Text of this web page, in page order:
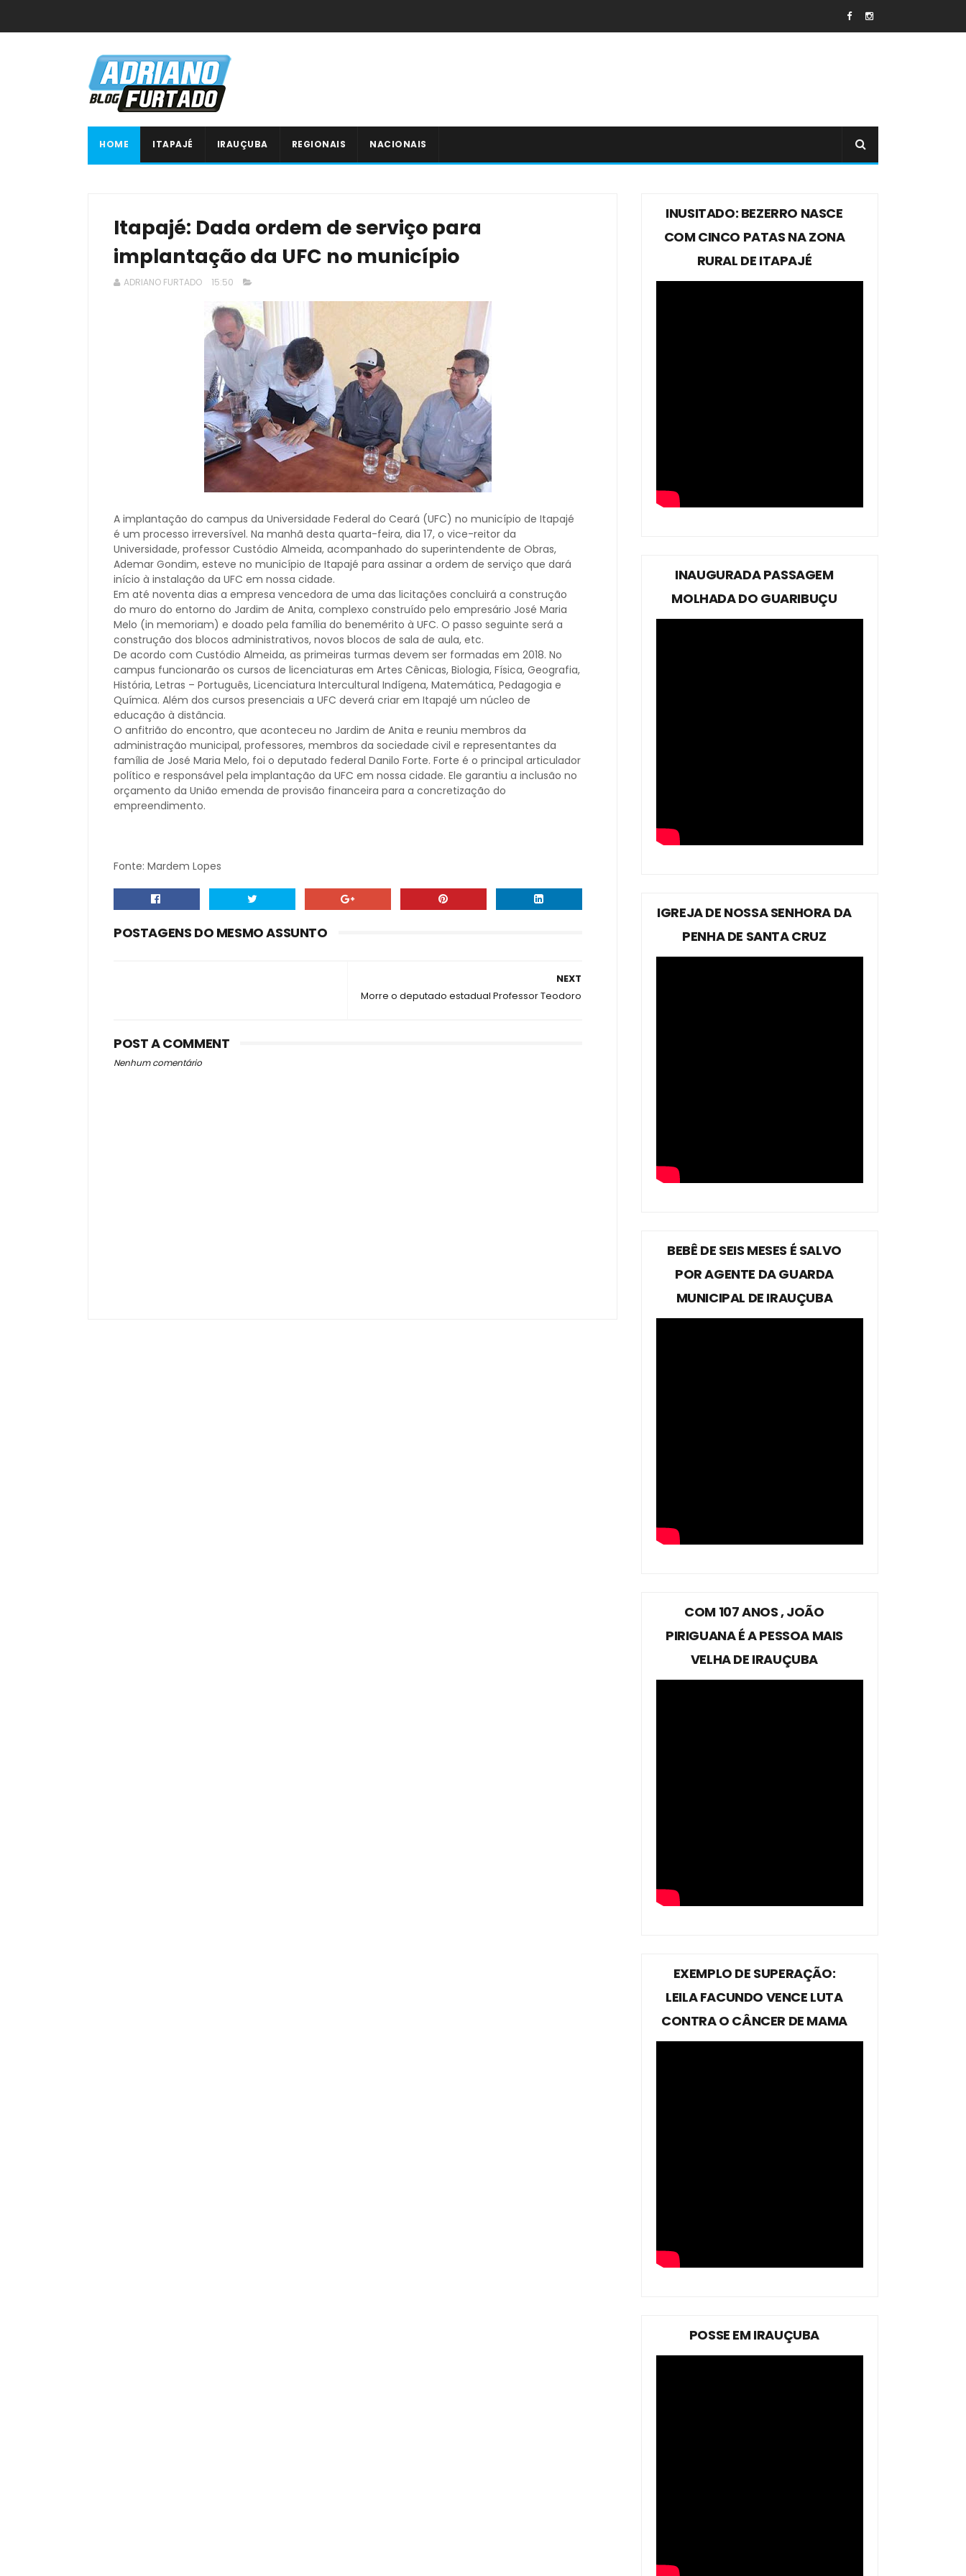
HOME ITAPAJÉ IRAUÇUBA REGIONAIS NACIONAIS
Itapajé: Dada ordem de serviço para
implantação da UFC no município
ADRIANO FURTADO 15:50
A implantação do campus da Universidade Federal do Ceará (UFC) no município de Itapajé
é um processo irreversível. Na manhã desta quarta-feira, dia 17, o vice-reitor da
Universidade, professor Custódio Almeida, acompanhado do superintendente de Obras,
Ademar Gondim, esteve no município de Itapajé para assinar a ordem de serviço que dará
início à instalação da UFC em nossa cidade.
Em até noventa dias a empresa vencedora de uma das licitações concluirá a construção
do muro do entorno do Jardim de Anita, complexo construído pelo empresário José Maria
Melo (in memoriam) e doado pela família do benemérito à UFC. O passo seguinte será a
construção dos blocos administrativos, novos blocos de sala de aula, etc.
De acordo com Custódio Almeida, as primeiras turmas devem ser formadas em 2018. No
campus funcionarão os cursos de licenciaturas em Artes Cênicas, Biologia, Física, Geografia,
História, Letras – Português, Licenciatura Intercultural Indígena, Matemática, Pedagogia e
Química. Além dos cursos presenciais a UFC deverá criar em Itapajé um núcleo de
educação à distância.
O anfitrião do encontro, que aconteceu no Jardim de Anita e reuniu membros da
administração municipal, professores, membros da sociedade civil e representantes da
família de José Maria Melo, foi o deputado federal Danilo Forte. Forte é o principal articulador
político e responsável pela implantação da UFC em nossa cidade. Ele garantiu a inclusão no
orçamento da União emenda de provisão financeira para a concretização do
empreendimento.
Fonte: Mardem Lopes
POSTAGENS DO MESMO ASSUNTO
NEXT
Morre o deputado estadual Professor Teodoro
POST A COMMENT
Nenhum comentário
INUSITADO: BEZERRO NASCE
COM CINCO PATAS NA ZONA
RURAL DE ITAPAJÉ
INAUGURADA PASSAGEM
MOLHADA DO GUARIBUÇU
IGREJA DE NOSSA SENHORA DA
PENHA DE SANTA CRUZ
BEBÊ DE SEIS MESES É SALVO
POR AGENTE DA GUARDA
MUNICIPAL DE IRAUÇUBA
COM 107 ANOS , JOÃO
PIRIGUANA É A PESSOA MAIS
VELHA DE IRAUÇUBA
EXEMPLO DE SUPERAÇÃO:
LEILA FACUNDO VENCE LUTA
CONTRA O CÂNCER DE MAMA
POSSE EM IRAUÇUBA